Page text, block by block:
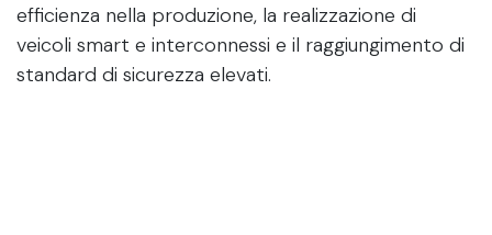
efficienza nella produzione, la realizzazione di
veicoli smart e interconnessi e il raggiungimento di
standard di sicurezza elevati.